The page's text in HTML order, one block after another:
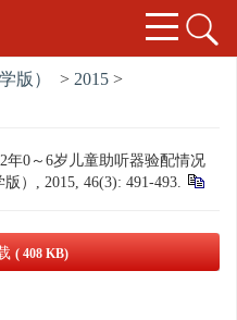
版） > 2015 >
年0～6岁儿童助听器验配情况
）, 2015, 46(3): 491-493.
( 408 KB)